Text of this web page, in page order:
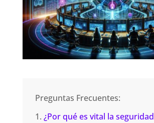
Preguntas Frecuentes:
¿Por qué es vital la seguridad